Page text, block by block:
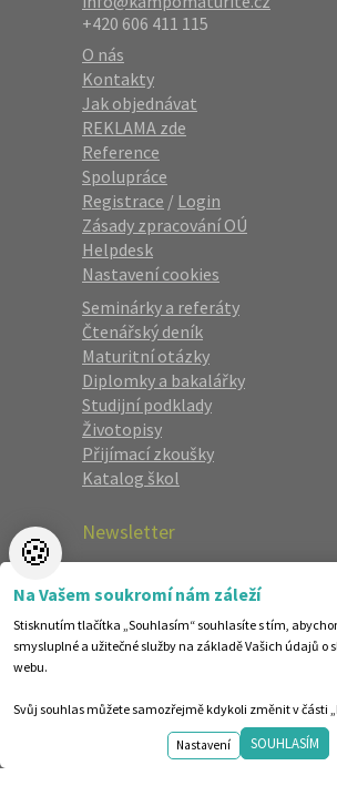
+420 606 411 115
O nás
Kontakty
Jak objednávat
REKLAMA zde
Reference
Spolupráce
Registrace / Login
Zásady zpracování OÚ
Helpdesk
Nastavení cookies
Seminárky a referáty
Čtenářský deník
Maturitní otázky
Diplomky a bakalářky
Studijní podklady
Životopisy
Přijímací zkoušky
Katalog škol
Newsletter
nabídky jako první.
🍪
Na Vašem soukromí nám záleží
Stisknutím tlačítka „Souhlasím“ souhlasíte s tím,
smysluplné a užitečné služby na základě Vašich údajů o
webu.
Svůj souhlas můžete samozřejmě kdykoli změnit v části
Nastavení SOUHLASÍM